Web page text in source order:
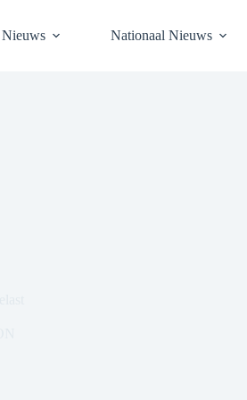
Nieuws Nationaal Nieuws